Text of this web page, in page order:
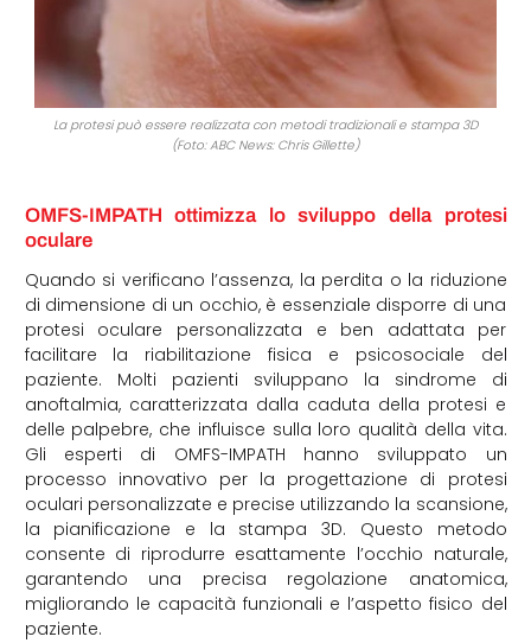
La protesi può essere realizzata con metodi tradizionali e stampa 3D
(Foto: ABC News: Chris Gillette)
OMFS-IMPATH ottimizza lo sviluppo della protesi
oculare
Quando si verificano l’assenza, la perdita o la riduzione
di dimensione di un occhio, è essenziale disporre di una
protesi oculare personalizzata e ben adattata per
facilitare la riabilitazione fisica e psicosociale del
paziente. Molti pazienti sviluppano la sindrome di
anoftalmia, caratterizzata dalla caduta della protesi e
delle palpebre, che influisce sulla loro qualità della vita.
Gli esperti di OMFS-IMPATH hanno sviluppato un
processo innovativo per la progettazione di protesi
oculari personalizzate e precise utilizzando la scansione,
la pianificazione e la stampa 3D. Questo metodo
consente di riprodurre esattamente l’occhio naturale,
garantendo una precisa regolazione anatomica,
migliorando le capacità funzionali e l’aspetto fisico del
paziente.